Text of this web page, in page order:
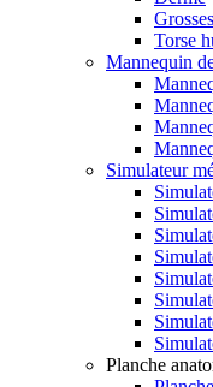
Torse
Mannequin
Simulateur
Planche